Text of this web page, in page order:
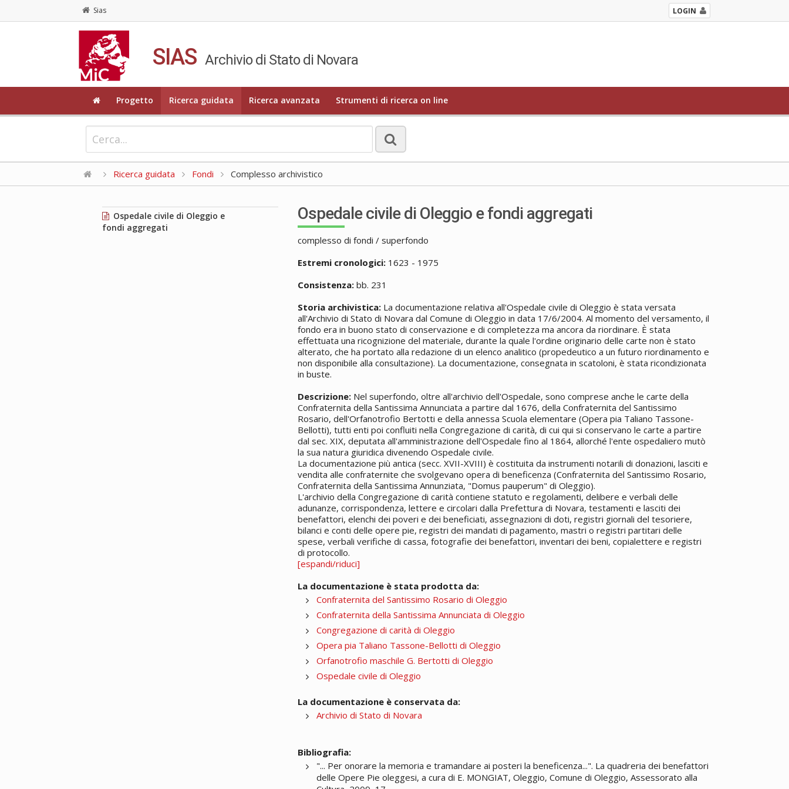
Sias LOGIN
SIAS Archivio di Stato di Novara
Progetto Ricerca guidata Ricerca avanzata Strumenti di ricerca on line
Ricerca guidata Fondi Complesso archivistico
Ospedale civile di Oleggio e
fondi aggregati
Ospedale civile di Oleggio e fondi aggregati
complesso di fondi / superfondo
Estremi cronologici: 1623 - 1975
Consistenza: bb. 231
Storia archivistica: La documentazione relativa all'Ospedale civile di Oleggio è stata versata
all'Archivio di Stato di Novara dal Comune di Oleggio in data 17/6/2004. Al momento del versamento, il
fondo era in buono stato di conservazione e di completezza ma ancora da riordinare. È stata
effettuata una ricognizione del materiale, durante la quale l'ordine originario delle carte non è stato
alterato, che ha portato alla redazione di un elenco analitico (propedeutico a un futuro riordinamento e
non disponibile alla consultazione). La documentazione, consegnata in scatoloni, è stata ricondizionata
in buste.
Descrizione: Nel superfondo, oltre all'archivio dell'Ospedale, sono comprese anche le carte della
Confraternita della Santissima Annunciata a partire dal 1676, della Confraternita del Santissimo
Rosario, dell'Orfanotrofio Bertotti e della annessa Scuola elementare (Opera pia Taliano Tassone-
Bellotti), tutti enti poi confluiti nella Congregazione di carità, di cui qui si conservano le carte a partire
dal sec. XIX, deputata all'amministrazione dell'Ospedale fino al 1864, allorché l'ente ospedaliero mutò
la sua natura giuridica divenendo Ospedale civile.
La documentazione più antica (secc. XVII-XVIII) è costituita da instrumenti notarili di donazioni, lasciti e
vendita alle confraternite che svolgevano opera di beneficenza (Confraternita del Santissimo Rosario,
Confraternita della Santissima Annunziata, "Domus pauperum" di Oleggio).
L'archivio della Congregazione di carità contiene statuto e regolamenti, delibere e verbali delle
adunanze, corrispondenza, lettere e circolari dalla Prefettura di Novara, testamenti e lasciti dei
benefattori, elenchi dei poveri e dei beneficiati, assegnazioni di doti, registri giornali del tesoriere,
bilanci e conti delle opere pie, registri dei mandati di pagamento, mastri o registri partitari delle
spese, verbali verifiche di cassa, fotografie dei benefattori, inventari dei beni, copialettere e registri
di protocollo.
[espandi/riduci]
La documentazione è stata prodotta da:
Confraternita del Santissimo Rosario di Oleggio
Confraternita della Santissima Annunciata di Oleggio
Congregazione di carità di Oleggio
Opera pia Taliano Tassone-Bellotti di Oleggio
Orfanotrofio maschile G. Bertotti di Oleggio
Ospedale civile di Oleggio
La documentazione è conservata da:
Archivio di Stato di Novara
Bibliografia:
"... Per onorare la memoria e tramandare ai posteri la beneficenza...". La quadreria dei benefattori
delle Opere Pie oleggesi, a cura di E. MONGIAT, Oleggio, Comune di Oleggio, Assessorato alla